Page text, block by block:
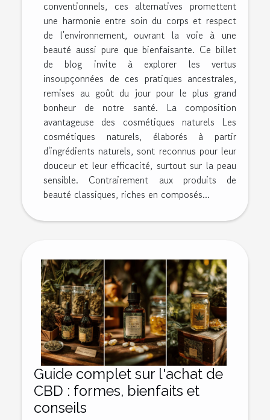
conventionnels, ces alternatives promettent
une harmonie entre soin du corps et respect
de l'environnement, ouvrant la voie à une
beauté aussi pure que bienfaisante. Ce billet
de blog invite à explorer les vertus
insoupçonnées de ces pratiques ancestrales,
remises au goût du jour pour le plus grand
bonheur de notre santé. La composition
avantageuse des cosmétiques naturels Les
cosmétiques naturels, élaborés à partir
d'ingrédients naturels, sont reconnus pour leur
douceur et leur efficacité, surtout sur la peau
sensible. Contrairement aux produits de
beauté classiques, riches en composés...
Guide complet sur l'achat de
CBD : formes, bienfaits et
conseils